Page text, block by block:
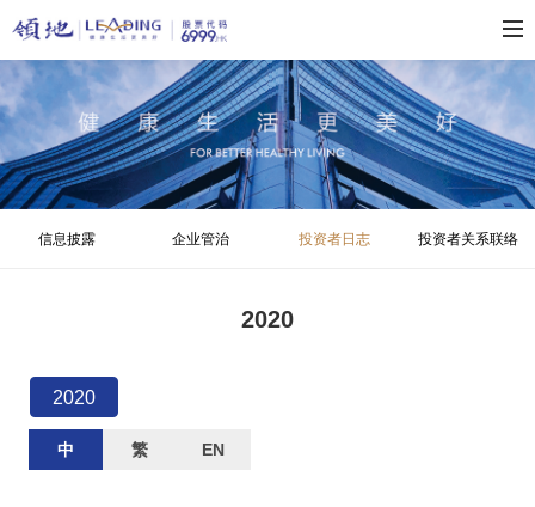
信息披露 企业管治 投资者日志 投资者关系联络
2020
2020
中 繁 EN